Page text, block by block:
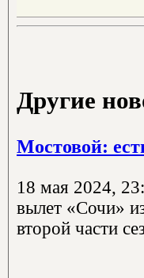
Другие
Мостовой:
18 мая 2024,
вылет «Сочи»
второй части